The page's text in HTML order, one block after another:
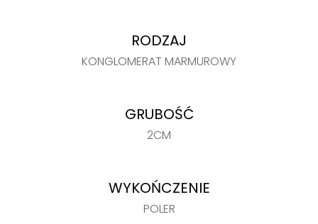
RODZAJ
KONGLOMERAT MARMUROWY
GRUBOŚĆ
2CM
WYKOŃCZENIE
POLER